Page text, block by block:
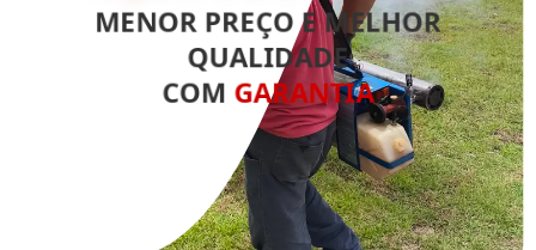
MENOR PREÇO E MELHOR
QUALIDADE
COM GARANTIA